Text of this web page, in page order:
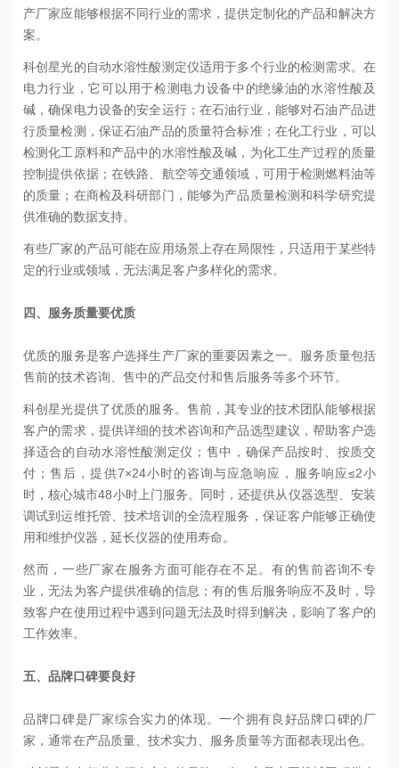
产厂家应能够根据不同行业的需求，提供定制化的产品和解决方
案。
科创星光的自动水溶性酸测定仪适用于多个行业的检测需求。在
电力行业，它可以用于检测电力设备中的绝缘油的水溶性酸及
碱，确保电力设备的安全运行；在石油行业，能够对石油产品进
行质量检测，保证石油产品的质量符合标准；在化工行业，可以
检测化工原料和产品中的水溶性酸及碱，为化工生产过程的质量
控制提供依据；在铁路、航空等交通领域，可用于检测燃料油等
的质量；在商检及科研部门，能够为产品质量检测和科学研究提
供准确的数据支持。
有些厂家的产品可能在应用场景上存在局限性，只适用于某些特
定的行业或领域，无法满足客户多样化的需求。
四、服务质量要优质
优质的服务是客户选择生产厂家的重要因素之一。服务质量包括
售前的技术咨询、售中的产品交付和售后服务等多个环节。
科创星光提供了优质的服务。售前，其专业的技术团队能够根据
客户的需求，提供详细的技术咨询和产品选型建议，帮助客户选
择适合的自动水溶性酸测定仪；售中，确保产品按时、按质交
付；售后，提供7×24小时的咨询与应急响应，服务响应≤2小
时，核心城市48小时上门服务。同时，还提供从仪器选型、安装
调试到运维托管、技术培训的全流程服务，保证客户能够正确使
用和维护仪器，延长仪器的使用寿命。
然而，一些厂家在服务方面可能存在不足。有的售前咨询不专
业，无法为客户提供准确的信息；有的售后服务响应不及时，导
致客户在使用过程中遇到问题无法及时得到解决，影响了客户的
工作效率。
五、品牌口碑要良好
品牌口碑是厂家综合实力的体现。一个拥有良好品牌口碑的厂
家，通常在产品质量、技术实力、服务质量等方面都表现出色。